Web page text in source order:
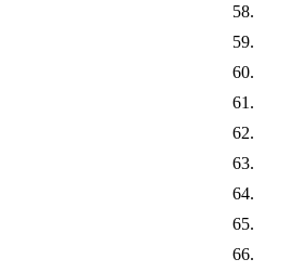
58.
59.
60.
61.
62.
63.
64.
65.
66.